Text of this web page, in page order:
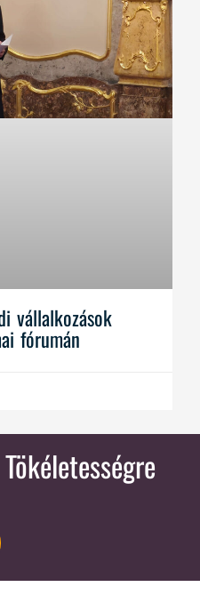
vállalkozások
fórumán